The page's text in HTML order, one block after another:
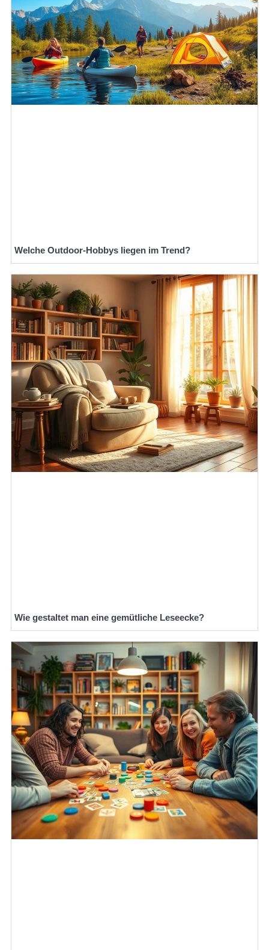
Welche Outdoor-Hobbys liegen im Trend?
Wie gestaltet man eine gemütliche Leseecke?